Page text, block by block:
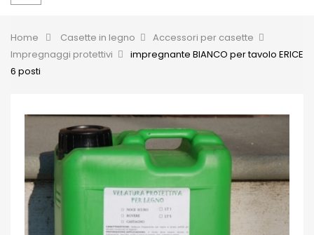
Home
&gt;Casette in legno > Accessori per casette >
Impregnaggi protettivi > impregnante BIANCO per tavolo ERICE
6 posti